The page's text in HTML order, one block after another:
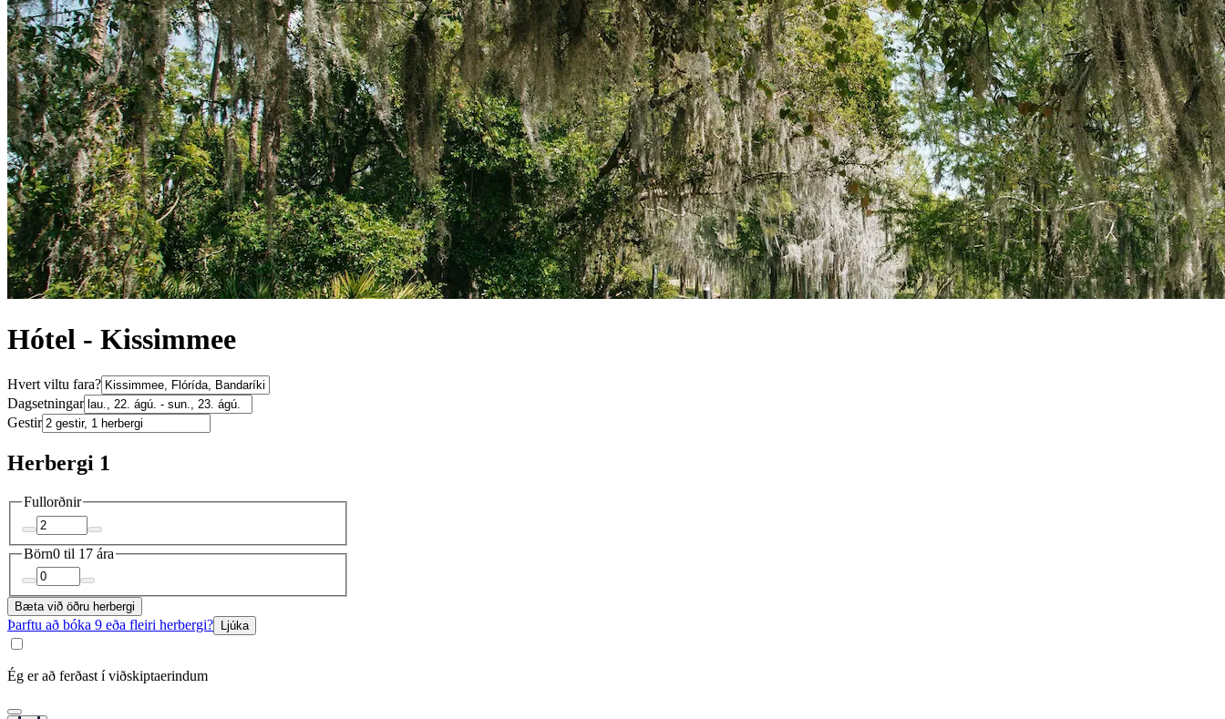
Hótel - Kissimmee
Hvert viltu fara?
Dagsetningar
Gestir
Herbergi 1
Fullorðnir
Börn0 til 17 ára
Bæta við öðru herbergi
Þarftu að bóka 9 eða fleiri herbergi? Ljúka
Ég er að ferðast í viðskiptaerindum